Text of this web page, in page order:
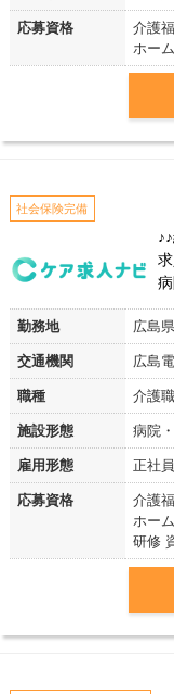
応募資格
介護
ホー
社会保険完備
勤務地 広島
交通機関 広島
職種 介護職
施設形態 病院
雇用形態 正社員
応募資格
介護
ホー
研修